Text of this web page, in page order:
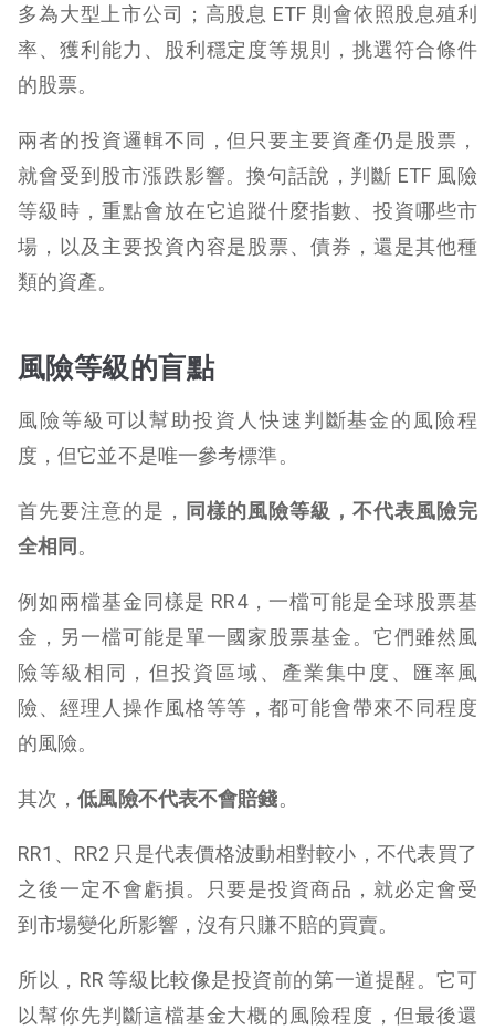
多為大型上市公司；高股息 ETF 則會依照股息殖利
率、獲利能力、股利穩定度等規則，挑選符合條件
的股票。
兩者的投資邏輯不同，但只要主要資產仍是股票，
就會受到股市漲跌影響。換句話說，判斷 ETF 風險
等級時，重點會放在它追蹤什麼指數、投資哪些市
場，以及主要投資內容是股票、債券，還是其他種
類的資產。
風險等級的盲點
風險等級可以幫助投資人快速判斷基金的風險程
度，但它並不是唯一參考標準。
首先要注意的是， 同樣的風險等級，不代表風險完
全相同 。
例如兩檔基金同樣是 RR4，一檔可能是全球股票基
金，另一檔可能是單一國家股票基金。它們雖然風
險等級相同，但投資區域、產業集中度、匯率風
險、經理人操作風格等等，都可能會帶來不同程度
的風險。
其次，低風險不代表不會賠錢。
RR1、RR2 只是代表價格波動相對較小，不代表買了
之後一定不會虧損。只要是投資商品，就必定會受
到市場變化所影響，沒有只賺不賠的買賣。
所以，RR 等級比較像是投資前的第一道提醒。它可
以幫你先判斷這檔基金大概的風險程度，但最後還